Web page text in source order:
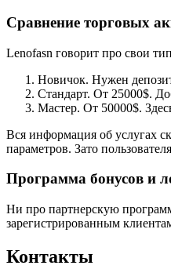
Сравнение торговых
Lenofasn говорит про свои
Новичок. Нужен
Стандарт. От 25000$.
Мастер. От 50000$.
Вся информация об услугах
параметров. Зато
Программа бонусов и
Ни про партнерскую
зарегистрированным
Контакты